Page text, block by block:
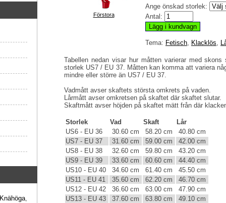
Förstora
Ange önskad storlek:
Antal:
Tema: Fetisch, Klacklös,
Tabellen nedan visar hur måtten varierar med
storlek US7 / EU 37. Måtten kan komma att variera
mindre eller större än US7 / EU 37.
Vadmått avser skaftets största omkrets på vaden.
Lårmått avser omkretsen på skaftet där skaftet slutar.
Skaftmått avser höjden på skaftet mätt från där
Storlek Vad Skaft
Lår
US6 - EU 36
30.60 cm 58.20 cm
40.80 cm
US7 - EU 37
31.60 cm 59.00 cm
42.00 cm
US8 - EU 38
32.60 cm 59.80 cm
43.20 cm
US9 - EU 39
33.60 cm 60.60 cm
44.40 cm
US10 - EU 40
34.60 cm 61.40 cm
45.50 cm
US11 - EU 41
35.60 cm 62.20 cm
46.70 cm
US12 - EU 42
36.60 cm 63.00 cm
47.90 cm
US13 - EU 43
37.60 cm 63.80 cm
49.10 cm
Knähöga,